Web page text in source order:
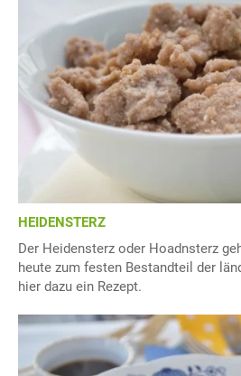
HEIDENSTERZ
Der Heidensterz oder Hoadnsterz
heute zum festen Bestandteil der
hier dazu ein Rezept.